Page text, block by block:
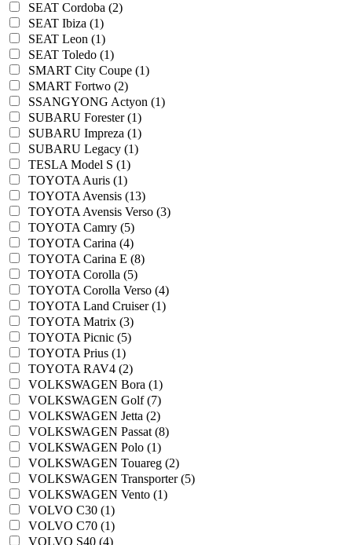
SEAT Cordoba (2)
SEAT Ibiza (1)
SEAT Leon (1)
SEAT Toledo (1)
SMART City Coupe (1)
SMART Fortwo (2)
SSANGYONG Actyon (1)
SUBARU Forester (1)
SUBARU Impreza (1)
SUBARU Legacy (1)
TESLA Model S (1)
TOYOTA Auris (1)
TOYOTA Avensis (13)
TOYOTA Avensis Verso (3)
TOYOTA Camry (5)
TOYOTA Carina (4)
TOYOTA Carina E (8)
TOYOTA Corolla (5)
TOYOTA Corolla Verso (4)
TOYOTA Land Cruiser (1)
TOYOTA Matrix (3)
TOYOTA Picnic (5)
TOYOTA Prius (1)
TOYOTA RAV4 (2)
VOLKSWAGEN Bora (1)
VOLKSWAGEN Golf (7)
VOLKSWAGEN Jetta (2)
VOLKSWAGEN Passat (8)
VOLKSWAGEN Polo (1)
VOLKSWAGEN Touareg (2)
VOLKSWAGEN Transporter (5)
VOLKSWAGEN Vento (1)
VOLVO C30 (1)
VOLVO C70 (1)
VOLVO S40 (4)